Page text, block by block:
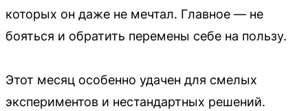
которых он даже не мечтал. Главное — не
бояться и обратить перемены себе на пользу.
Этот месяц особенно удачен для смелых
экспериментов и нестандартных решений.